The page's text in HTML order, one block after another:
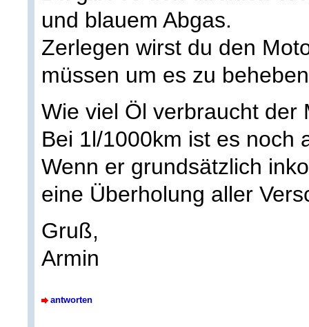
und blauem Abgas.
Zerlegen wirst du den
müssen um es zu
Wie viel Öl verbraucht der
Bei 1l/1000km ist es noch
Wenn er grundsätzlich
eine Überholung aller
Gruß,
Armin
antworten